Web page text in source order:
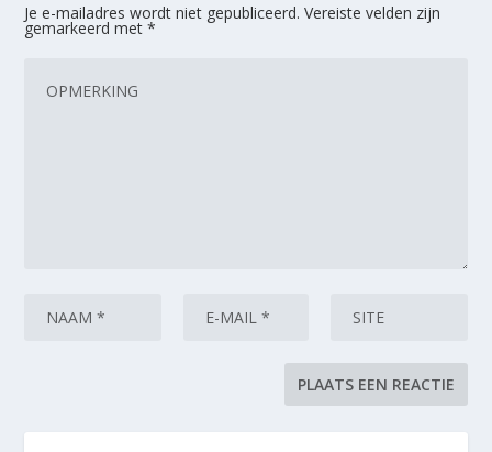
Je e-mailadres wordt niet gepubliceerd. Vereiste velden zijn
gemarkeerd met*